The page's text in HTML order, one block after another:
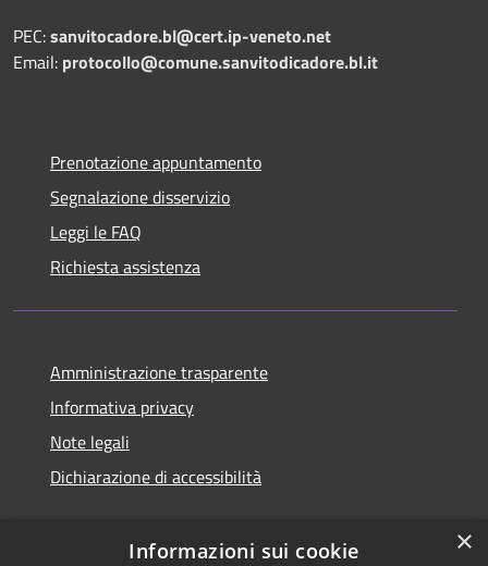
PEC:sanvitocadore.bl@cert.ip-veneto.net
Email: protocollo@comune.sanvitodicadore.bl.it
Prenotazione appuntamento
Segnalazione disservizio
Leggi le FAQ
Richiesta assistenza
Amministrazione trasparente
Informativa privacy
Note legali
Dichiarazione di accessibilità
×
Informazioni sui cookie